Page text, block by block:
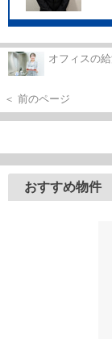
オフィスの給
＜ 前のページ
おすすめ物件